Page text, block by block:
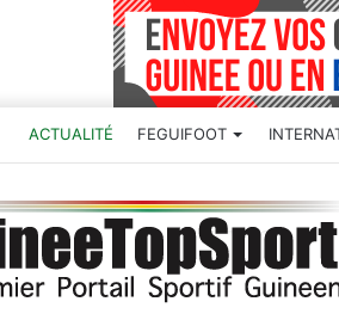
ACTUALITÉ FEGUIFOOT